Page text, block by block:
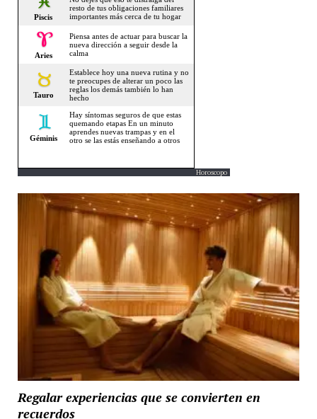
Horoscopo
Regalar experiencias que se convierten en
recuerdos